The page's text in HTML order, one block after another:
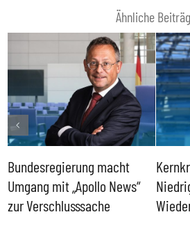
Ähnliche
Bundesregierung macht
Umgang mit „Apollo News“
zur Verschlusssache